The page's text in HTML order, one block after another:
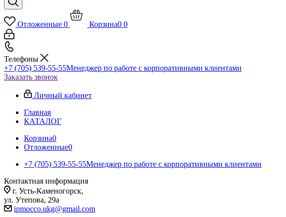
Отложенные 0 Корзина0 0
Телефоны
+7 (705) 539-55-55Менеджер по работе с корпоративными клиентами
Заказать звонок
Личный кабинет
Главная
КАТАЛОГ
Корзина0
Отложенные0
+7 (705) 539-55-55Менеджер по работе с корпоративными клиентами
Контактная информация
г. Усть-Каменогорск,
ул. Утепова, 29а
ipmocco.ukg@gmail.com